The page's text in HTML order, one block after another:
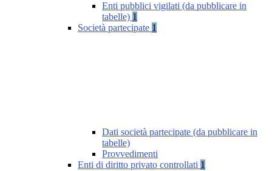
Enti pubblici vigilati (da pubblicare in
tabelle) 1
Società partecipate 1
Dati società partecipate (da pubblicare in
tabelle)
Provvedimenti
Enti di diritto privato controllati 1